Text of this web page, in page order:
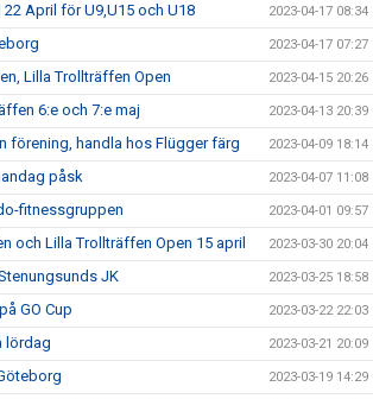
April för U9,U15 och U18 2023-04-17 08:34
2023-04-17 07:27
Lilla Trollträffen Open 2023-04-15 20:26
6:e och 7:e maj 2023-04-13 20:39
förening, handla hos Flügger färg 2023-04-09 18:14
påsk 2023-04-07 11:08
fitnessgruppen 2023-04-01 09:57
och Lilla Trollträffen Open 15 april 2023-03-30 20:04
JK 2023-03-25 18:58
GO Cup 2023-03-22 22:03
lördag 2023-03-21 20:09
2023-03-19 14:29